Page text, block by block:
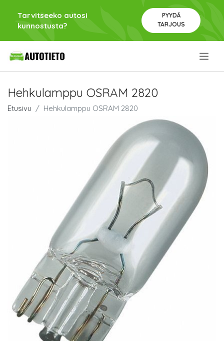
Tarvitseeko autosi
kunnostusta?
PYYDÄ
TARJOUS
Hehkulamppu OSRAM 2820
Etusivu Hehkulamppu OSRAM 2820